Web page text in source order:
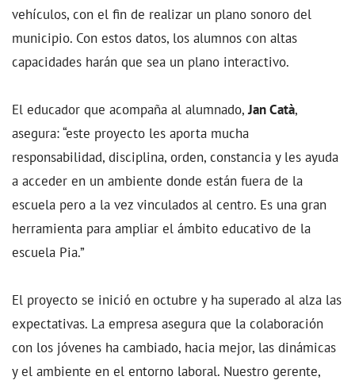
vehículos, con el fin de realizar un plano sonoro del
municipio. Con estos datos, los alumnos con altas
capacidades harán que sea un plano interactivo.
El educador que acompaña al alumnado, Jan Catà,
asegura: “este proyecto les aporta mucha
responsabilidad, disciplina, orden, constancia y les ayuda
a acceder en un ambiente donde están fuera de la
escuela pero a la vez vinculados al centro. Es una gran
herramienta para ampliar el ámbito educativo de la
escuela Pia.”
El proyecto se inició en octubre y ha superado al alza las
expectativas. La empresa asegura que la colaboración
con los jóvenes ha cambiado, hacia mejor, las dinámicas
y el ambiente en el entorno laboral. Nuestro gerente,